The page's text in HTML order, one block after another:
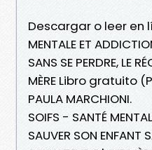
Descargar o leer en
MENTALE ET
SANS SE PERDRE, LE
MÈRE Libro gratuito
PAULA MARCHIONI.
SOIFS - SANTÉ
SAUVER SON ENFANT